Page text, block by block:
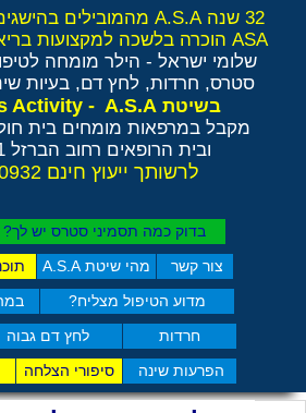
צור קשר מהי שיטת A.S.A
חרדות לחץ דם גבוה
מדוע הטיפול מצליח?
הפרעות שינה סיפורי הצלחה
בדוק כמה תסמיני סט​רס יש לך?
32 שנה A.S.A מהמובילים בהישגים בישראל ובאירופה
ASA הוכרה בלשכה למקצועות בריאות משלימים RCP
שלומי ישראל - הילר מומחה
סטרס, חרדות, לחץ דם, בעיות
בשיטת Anti Stress Activity - A.S.A
מקבל במרפאות מומחים בית
ובית הרופאים רחוב הברזל 11 תל אביב
לרשותך ייעוץ חינם 077-4050932